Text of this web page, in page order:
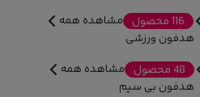
116 محصول
مشاهده همه
هدفون ورزشی
48 محصول
مشاهده همه
هدفون بی سیم